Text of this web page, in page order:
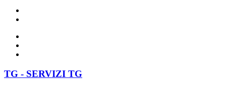
TG - SERVIZI TG